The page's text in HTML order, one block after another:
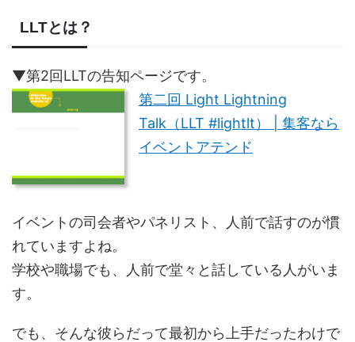
LLTとは？
▼第2回LLTの告知ページです。
第二回 Light Lightning
Talk（LLT #lightlt） | 集客なら
イベントアテンド
イベントの司会者やパネリスト、人前で話すのが慣
れていますよね。
学校や職場でも、人前で堂々と話している人がいま
す。
でも、そんな彼らだって最初から上手だったわけで